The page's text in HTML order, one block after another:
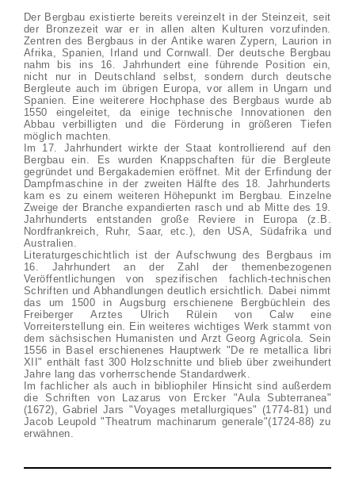
Der Bergbau existierte bereits vereinzelt in der Steinzeit, seit
der Bronzezeit war er in allen alten Kulturen vorzufinden.
Zentren des Bergbaus in der Antike waren Zypern, Laurion in
Afrika, Spanien, Irland und Cornwall. Der deutsche Bergbau
nahm bis ins 16. Jahrhundert eine führende Position ein,
nicht nur in Deutschland selbst, sondern durch deutsche
Bergleute auch im übrigen Europa, vor allem in Ungarn und
Spanien. Eine weiterere Hochphase des Bergbaus wurde ab
1550 eingeleitet, da einige technische Innovationen den
Abbau verbilligten und die Förderung in größeren Tiefen
möglich machten.
Im 17. Jahrhundert wirkte der Staat kontrollierend auf den
Bergbau ein. Es wurden Knappschaften für die Bergleute
gegründet und Bergakademien eröffnet. Mit der Erfindung der
Dampfmaschine in der zweiten Hälfte des 18. Jahrhunderts
kam es zu einem weiteren Höhepunkt im Bergbau. Einzelne
Zweige der Branche expandierten rasch und ab Mitte des 19.
Jahrhunderts entstanden große Reviere in Europa (z.B.
Nordfrankreich, Ruhr, Saar, etc.), den USA, Südafrika und
Australien.
Literaturgeschichtlich ist der Aufschwung des Bergbaus im
16. Jahrhundert an der Zahl der themenbezogenen
Veröffentlichungen von spezifischen fachlich-technischen
Schriften und Abhandlungen deutlich ersichtlich. Dabei nimmt
das um 1500 in Augsburg erschienene Bergbüchlein des
Freiberger Arztes Ulrich Rülein von Calw eine
Vorreiterstellung ein. Ein weiteres wichtiges Werk stammt von
dem sächsischen Humanisten und Arzt Georg Agricola. Sein
1556 in Basel erschienenes Hauptwerk "De re metallica libri
XII" enthält fast 300 Holzschnitte und blieb über zweihundert
Jahre lang das vorherrschende Standardwerk.
Im fachlicher als auch in bibliophiler Hinsicht sind außerdem
die Schriften von Lazarus von Ercker "Aula Subterranea"
(1672), Gabriel Jars "Voyages metallurgiques" (1774-81) und
Jacob Leupold "Theatrum machinarum generale"(1724-88) zu
erwähnen.